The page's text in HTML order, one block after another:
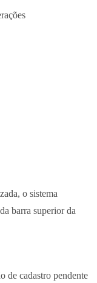
o sistema
da barra superior da
de cadastro pendente